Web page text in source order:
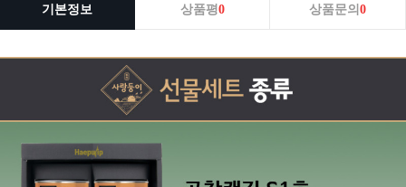
기본정보 상품평0 상품문의0